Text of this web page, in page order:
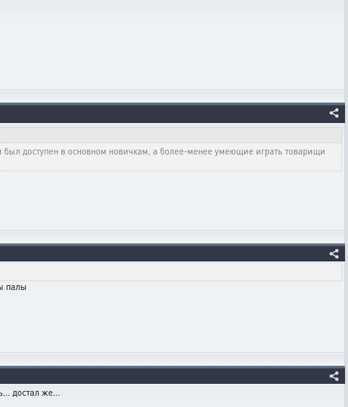
доступен в основном новичкам, а более-менее умеющие играть товарищи
палы
достал же...